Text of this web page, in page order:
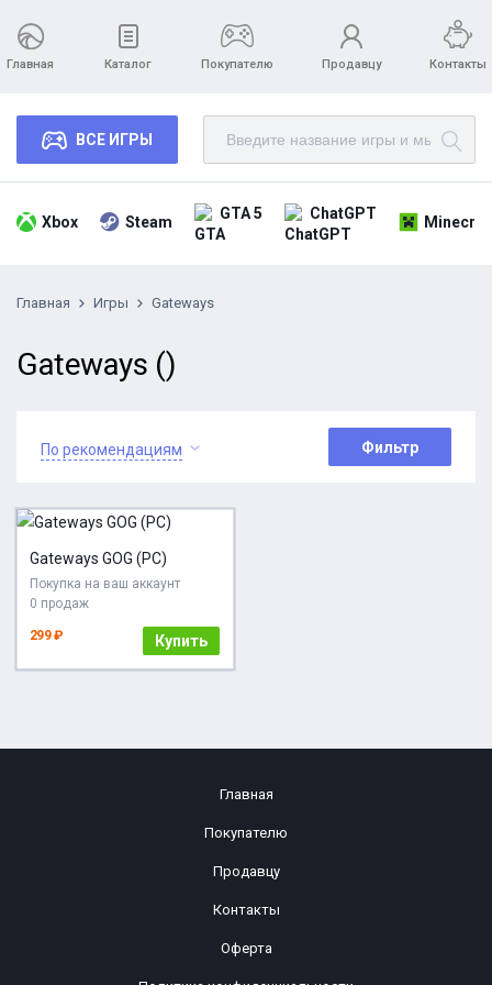
Главная Каталог Покупателю Продавцу Контакты
ВСЕ ИГРЫ
Xbox Steam GTA 5 ChatGPT
Главная Игры Gateways
Gateways ()
По рекомендациям Фильтр
Gateways GOG (PC)
Покупка на ваш аккаунт
0 продаж
299 ₽ Купить
Главная
Покупателю
Продавцу
Контакты
Оферта